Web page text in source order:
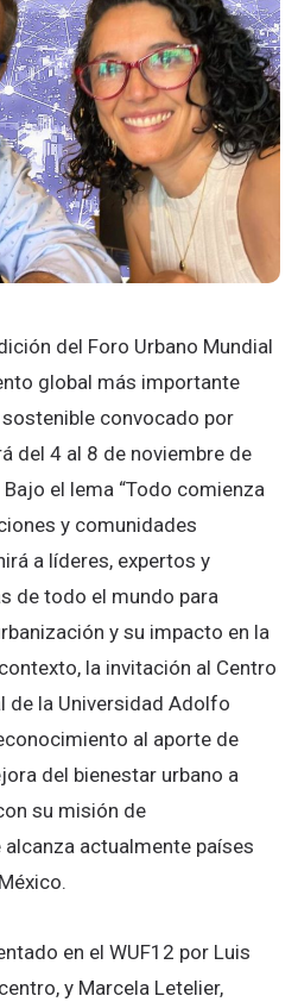
del Foro Urbano Mundial
global más importante
convocado por
del 4 al 8 de noviembre de
el lema “Todo comienza
y comunidades
a líderes, expertos y
de todo el mundo para
y su impacto en la
la invitación al Centro
de la Universidad Adolfo
al aporte de
del bienestar urbano a
su misión de
actualmente países
en el WUF12 por Luis
y Marcela Letelier,